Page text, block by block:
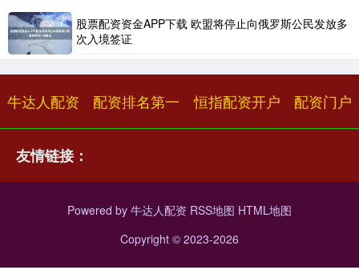
股票配资资金APP下载 欧盟将停止向俄罗斯公民发放多
次入境签证
牛达人配资 配资排名第一 恒指配资开户 配资门户
友情链接：
Powered by 牛达人配资 RSS地图 HTML地图
Copyright © 2023-2026